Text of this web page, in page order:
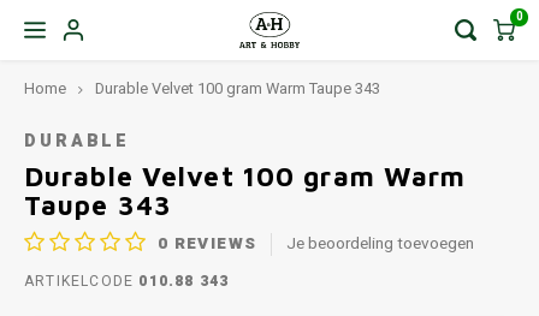
0
Home Durable Velvet 100 gram Warm Taupe 343
DURABLE
Durable Velvet 100 gram Warm
Taupe 343
0 REVIEWS Je beoordeling toevoegen
ARTIKELCODE 010.88 343